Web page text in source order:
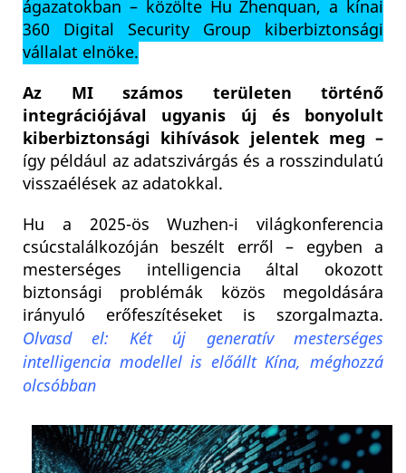
ágazatokban – közölte Hu Zhenquan, a kínai
360 Digital Security Group kiberbiztonsági
vállalat elnöke.
Az MI számos területen történő
integrációjával ugyanis új és bonyolult
kiberbiztonsági kihívások jelentek meg –
így például az adatszivárgás és a rosszindulatú
visszaélések az adatokkal.
Hu a 2025-ös Wuzhen-i világkonferencia
csúcstalálkozóján beszélt erről – egyben a
mesterséges intelligencia által okozott
biztonsági problémák közös megoldására
irányuló erőfeszítéseket is szorgalmazta.
Olvasd el: Két új generatív mesterséges
intelligencia modellel is előállt Kína, méghozzá
olcsóbban